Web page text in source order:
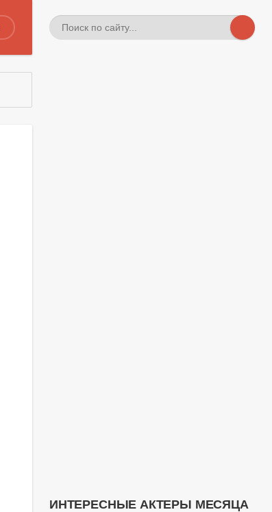
ИНТЕРЕСНЫЕ АКТЕРЫ МЕСЯЦА